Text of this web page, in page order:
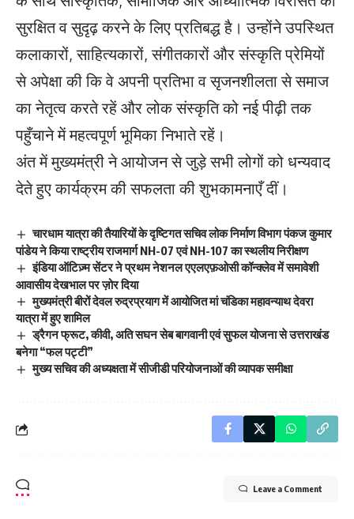
सुरक्षित व सुदृढ़ करने के लिए प्रतिबद्ध है। उन्होंने उपस्थित
कलाकारों, साहित्यकारों, संगीतकारों और संस्कृति प्रेमियों
से अपेक्षा की कि वे अपनी प्रतिभा व सृजनशीलता से समाज
का नेतृत्व करते रहें और लोक संस्कृति को नई पीढ़ी तक
पहुँचाने में महत्वपूर्ण भूमिका निभाते रहें।
अंत में मुख्यमंत्री ने आयोजन से जुड़े सभी लोगों को धन्यवाद
देते हुए कार्यक्रम की सफलता की शुभकामनाएँ दीं।
चारधाम यात्रा की तैयारियों के दृष्टिगत सचिव लोक निर्माण विभाग पंकज कुमार
पांडेय ने किया राष्ट्रीय राजमार्ग NH-07 एवं NH-107 का स्थलीय निरीक्षण
इंडिया ऑटिज़्म सेंटर ने प्रथम नेशनल एएलएफ़ओसी कॉन्क्लेव में समावेशी
आवासीय देखभाल पर ज़ोर दिया
मुख्यमंत्री बीरों देवल रुद्रप्रयाग में आयोजित मां चंडिका महावन्याथ देवरा
यात्रा में हुए शामिल
ड्रैगन फ्रूट, कीवी, अति सघन सेब बागवानी एवं सुफल योजना से उत्तराखंड
बनेगा “फल पट्टी”
मुख्य सचिव की अध्यक्षता में सीजीडी परियोजनाओं की व्यापक समीक्षा
Leave a Comment